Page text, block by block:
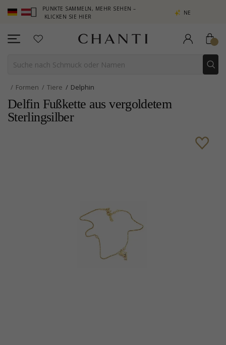
– PUNKTE SAMMELN, MEHR SEHEN –
KLICKEN SIE HIER
NEW COLLECTION | AURA
Formen Tiere Delphin
Delfin Fußkette aus vergoldetem
Sterlingsilber